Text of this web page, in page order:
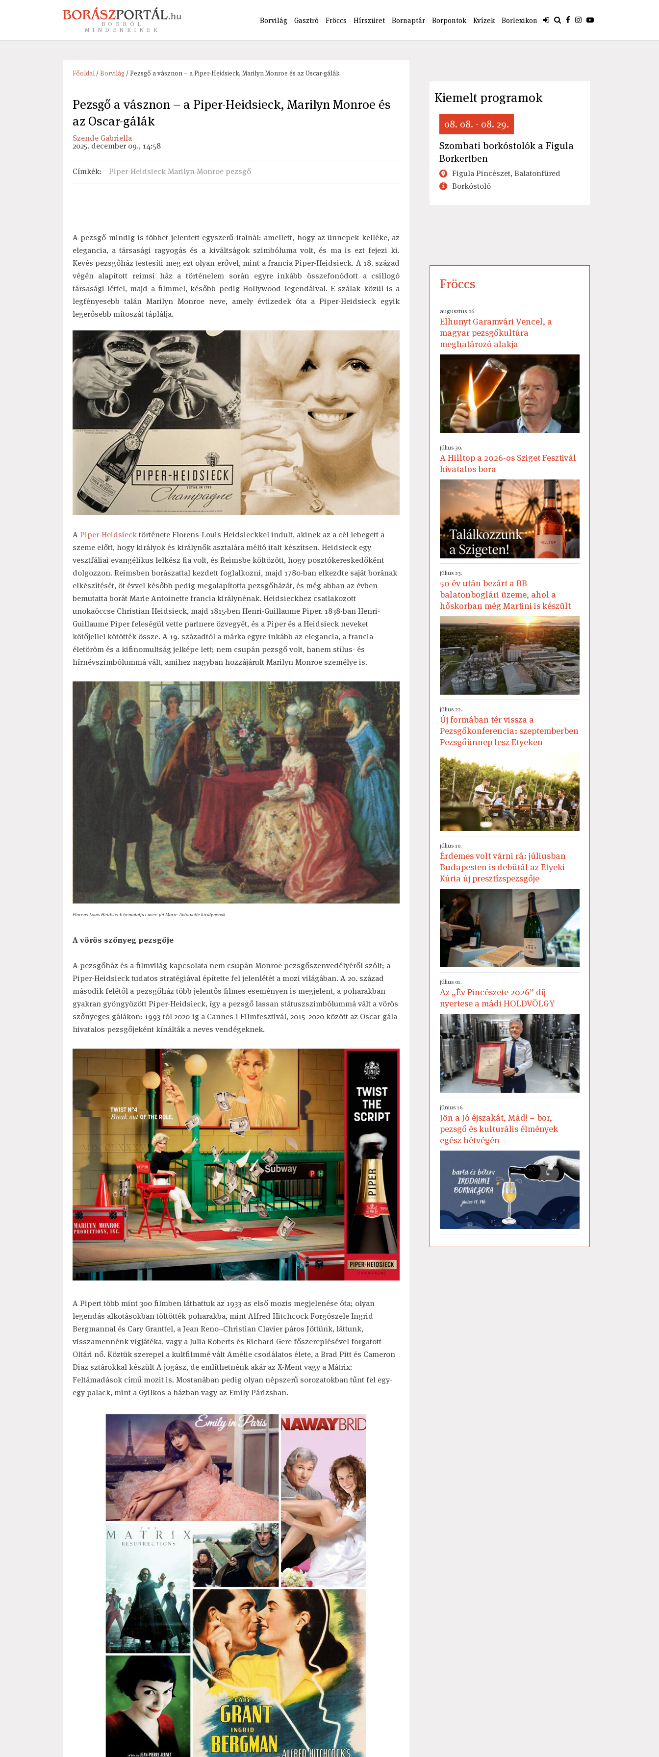
BORRÓL
MINDENKINEK
Borvilág Gasztró Fröccs Hírszüret Bornaptár Borpontok Kvízek Borlexikon
Főoldal/Borvilág/ Pezsgő a vásznon – a Piper-Heidsieck, Marilyn Monroe és az Oscar-gálák
Pezsgő a vásznon – a Piper-Heidsieck, Marilyn Monroe és
az Oscar-gálák
Szende Gabriella
2025. december 09., 14:58
Címkék: Piper-Heidsieck Marilyn Monroe pezsgő
A pezsgő mindig is többet jelentett egyszerű italnál: amellett, hogy az ünnepek kelléke, az
elegancia, a társasági ragyogás és a kiváltságok szimbóluma volt, és ma is ezt fejezi ki.
Kevés pezsgőház testesíti meg ezt olyan erővel, mint a francia Piper-Heidsieck. A 18. század
végén alapított reimsi ház a történelem során egyre inkább összefonódott a csillogó
társasági léttel, majd a filmmel, később pedig Hollywood legendáival. E szálak közül is a
legfényesebb talán Marilyn Monroe neve, amely évtizedek óta a Piper-Heidsieck egyik
legerősebb mítoszát táplálja.
APiper-Heidsiecktörténete Florens-Louis Heidsieckkel indult, akinek az a cél lebegett a
szeme előtt, hogy királyok és királynők asztalára méltó italt készítsen. Heidsieck egy
vesztfáliai evangélikus lelkész fia volt, és Reimsbe költözött, hogy posztókereskedőként
dolgozzon. Reimsben borászattal kezdett foglalkozni, majd 1780-ban elkezdte saját borának
elkészítését, öt évvel később pedig megalapította pezsgőházát, és még abban az évben
bemutatta borát Marie Antoinette francia királynénak. Heidsieckhez csatlakozott
unokaöccse Christian Heidsieck, majd 1815-ben Henri-Guillaume Piper. 1838-ban Henri-
Guillaume Piper feleségül vette partnere özvegyét, és a Piper és a Heidsieck neveket
kötőjellel kötötték össze. A 19. századtól a márka egyre inkább az elegancia, a francia
életöröm és a kifinomultság jelképe lett; nem csupán pezsgő volt, hanem stílus- és
hírnévszimbólummá vált, amihez nagyban hozzájárult Marilyn Monroe személye is.
Florens-Louis Heidsieck bemutatja cuvée-jét Marie-Antoinette királynénak
A vörös szőnyeg pezsgője
A pezsgőház és a filmvilág kapcsolata nem csupán Monroe pezsgőszenvedélyéről szólt; a
Piper-Heidsieck tudatos stratégiával építette fel jelenlétét a mozi világában. A 20. század
második felétől a pezsgőház több jelentős filmes eseményen is megjelent, a poharakban
gyakran gyöngyözött Piper-Heidsieck, így a pezsgő lassan státuszszimbólummá vált a vörös
szőnyeges gálákon: 1993-tól 2020-ig a Cannes-i Filmfesztivál, 2015–2020 között az Oscar-gála
hivatalos pezsgőjeként kínálták a neves vendégeknek.
A Pipert több mint 300 filmben láthattuk az 1933-as első mozis megjelenése óta; olyan
legendás alkotásokban töltötték poharakba, mint Alfred Hitchcock Forgószele Ingrid
Bergmannal és Cary Granttel, a Jean Reno–Christian Clavier páros Jöttünk, láttunk,
visszamennénk vígjátéka, vagy a Julia Roberts és Richard Gere főszereplésével forgatott
Oltári nő. Köztük szerepel a kultfilmmé vált Amélie csodálatos élete, a Brad Pitt és Cameron
Diaz sztárokkal készült A jogász, de említhetnénk akár az X-Ment vagy a Mátrix:
Feltámadások című mozit is. Mostanában pedig olyan népszerű sorozatokban tűnt fel egy-
egy palack, mint a Gyilkos a házban vagy az Emily Párizsban.
Kiemelt programok
08. 08. - 08. 29.
Szombati borkóstolók a Figula
Borkertben
Figula Pincészet, Balatonfüred
Borkóstoló
Fröccs
augusztus 06.
Elhunyt Garamvári Vencel, a
magyar pezsgőkultúra
meghatározó alakja
július 30.
A Hilltop a 2026-os Sziget Fesztivál
hivatalos bora
július 23.
50 év után bezárt a BB
balatonboglári üzeme, ahol a
hőskorban még Martini is készült
július 22.
Új formában tér vissza a
Pezsgőkonferencia: szeptemberben
Pezsgőünnep lesz Etyeken
július 10.
Érdemes volt várni rá: júliusban
Budapesten is debütál az Etyeki
Kúria új presztízspezsgője
július 01.
Az „Év Pincészete 2026” díj
nyertese a mádi HOLDVÖLGY
június 16.
Jön a Jó éjszakát, Mád! – bor,
pezsgő és kulturális élmények
egész hétvégén